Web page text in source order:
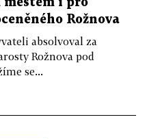
Rožnova
absolvoval za
Rožnova pod
se...